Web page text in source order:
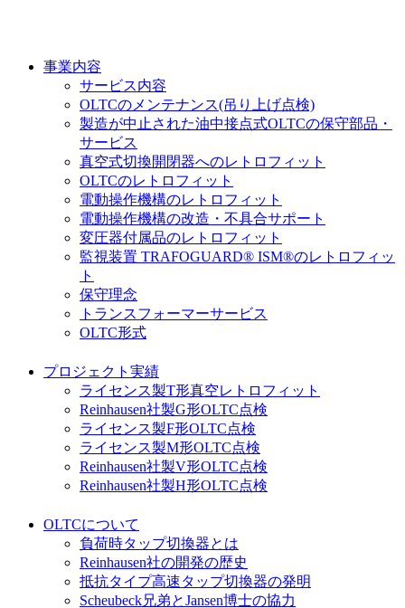
事業内容
サービス内容
OLTCのメンテナンス(吊り上げ点検)
製造が中止された油中接点式OLTCの保守部品・
サービス
真空式切換開閉器へのレトロフィット
OLTCのレトロフィット
電動操作機構のレトロフィット
電動操作機構の改造・不具合サポート
変圧器付属品のレトロフィット
監視装置 TRAFOGUARD® ISM®のレトロフィッ
ト
保守理念
トランスフォーマーサービス
OLTC形式
プロジェクト実績
ライセンス製T形真空レトロフィット
Reinhausen社製G形OLTC点検
ライセンス製F形OLTC点検
ライセンス製M形OLTC点検
Reinhausen社製V形OLTC点検
Reinhausen社製H形OLTC点検
OLTCについて
負荷時タップ切換器とは
Reinhausen社の開発の歴史
抵抗タイプ高速タップ切換器の発明
Scheubeck兄弟とJansen博士の協力